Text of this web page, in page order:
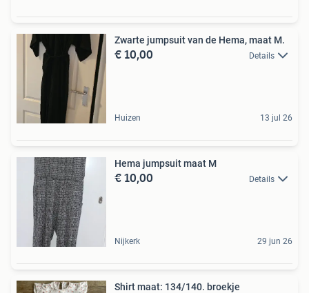
Zwarte jumpsuit van de Hema, maat M.
€ 10,00 Details
Huizen 13 jul 26
Hema jumpsuit maat M
€ 10,00 Details
Nijkerk 29 jun 26
Shirt maat: 134/140. broekje